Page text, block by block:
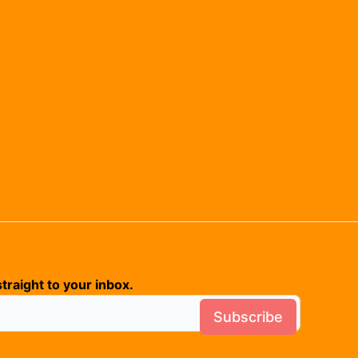
to your inbox.
Subscribe